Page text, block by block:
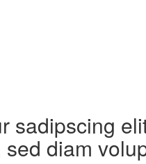
sadipscing
diam